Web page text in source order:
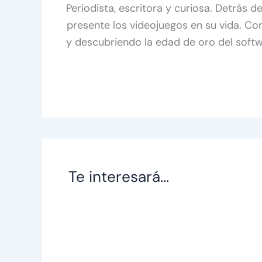
Periodista, escritora y curiosa. Detrás
presente los videojuegos en su vida.
y descubriendo la edad de oro del
Te interesará...